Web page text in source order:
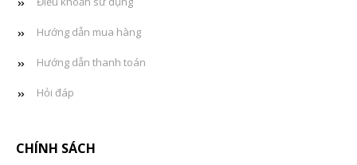
Hướng dẫn mua hàng
Hướng dẫn thanh toán
Hỏi đáp
CHÍNH SÁCH